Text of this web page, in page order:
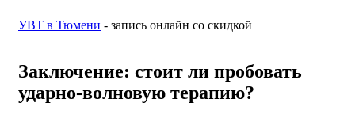
УВТ в Тюмени - запись онлайн со скидкой
Заключение: стоит ли пробовать
ударно-волновую терапию?